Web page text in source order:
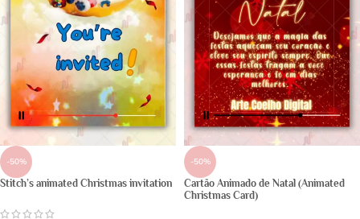
-50%
Stitch’s animated Christmas invitation
-50%
Cartão Animado de Natal (Animated
Christmas Card)